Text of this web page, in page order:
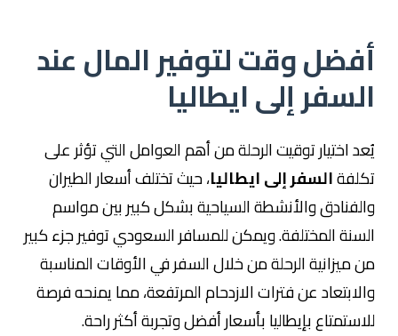
أفضل وقت لتوفير المال عند
السفر إلى ايطاليا
يُعد اختيار توقيت الرحلة من أهم العوامل التي تؤثر على
تكلفةالسفر إلى ايطاليا، حيث تختلف أسعار الطيران
والفنادق والأنشطة السياحية بشكل كبير بين مواسم
السنة المختلفة. ويمكن للمسافر السعودي توفير جزء كبير
من ميزانية الرحلة من خلال السفر في الأوقات المناسبة
والابتعاد عن فترات الازدحام المرتفعة، مما يمنحه فرصة
للاستمتاع بإيطاليا بأسعار أفضل وتجربة أكثر راحة.